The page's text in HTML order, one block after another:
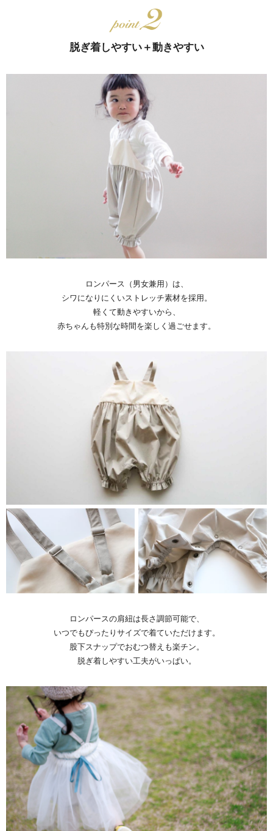
脱ぎ着しやすい＋動きやすい
ロンパース（男女兼用）は、
シワになりにくいストレッチ素材を採用。
軽くて動きやすいから、
赤ちゃんも特別な時間を楽しく過ごせます。
ロンパースの肩紐は長さ調節可能で、
いつでもぴったりサイズで着ていただけます。
股下スナップでおむつ替えも楽チン。
脱ぎ着しやすい工夫がいっぱい。